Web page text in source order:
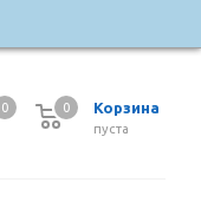
0 Корзина
0
пуста
0